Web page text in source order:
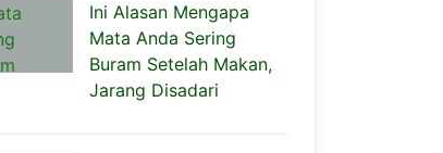
Ini Alasan Mengapa
Mata Anda Sering
Buram Setelah Makan,
Jarang Disadari